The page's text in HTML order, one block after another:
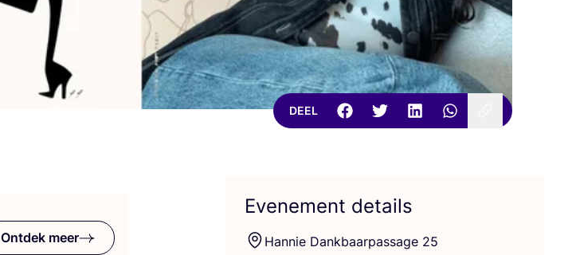
DEEL
Ontdek meer
Evenement details
Han­nie Dank­baar­pas­sa­ge 25